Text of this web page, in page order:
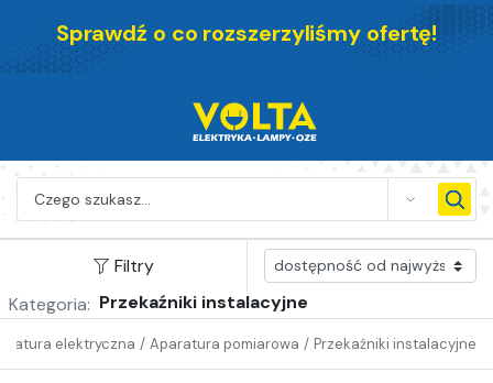
Sprawdź o co rozszerzyliśmy ofertę!
SEARCH
Filtry
Kategoria: Przekaźniki instalacyjne
Przekaźniki instalacyjne
/
Aparatura pomiarowa
/
elektryczna